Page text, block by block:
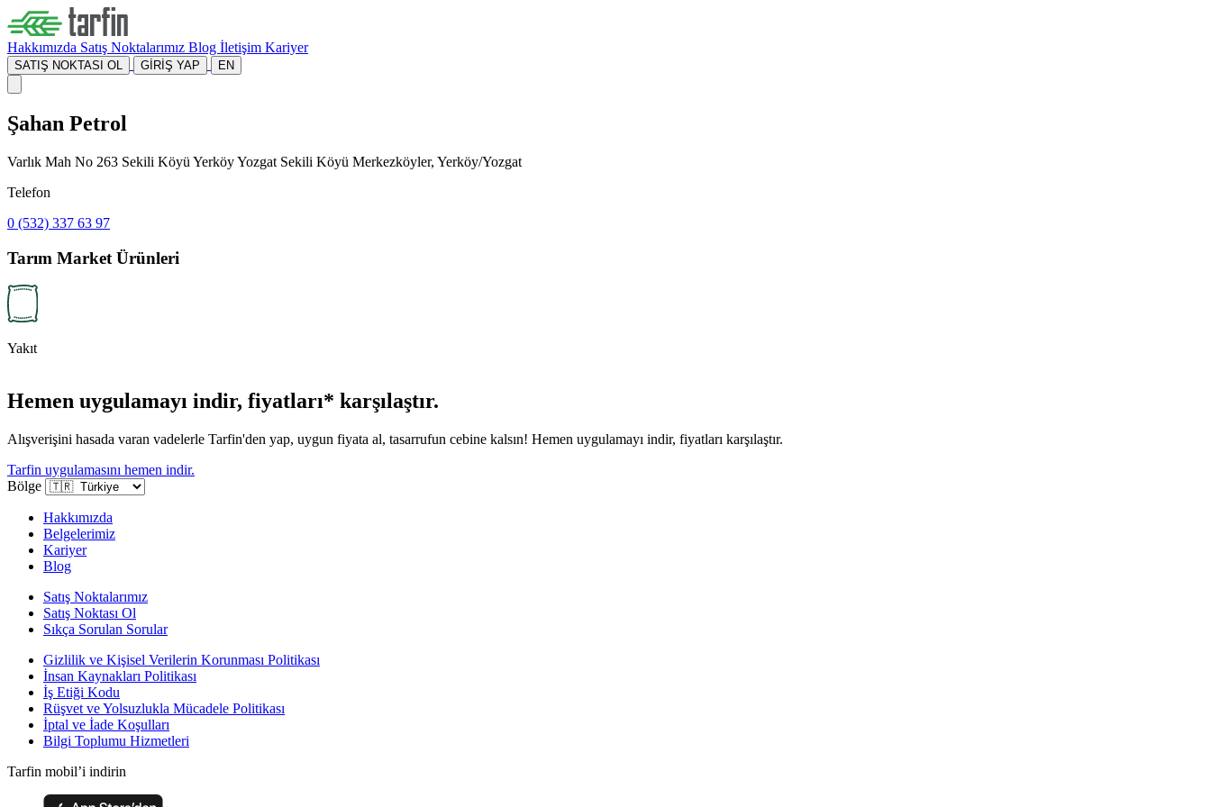
Hakkımızda Satış Noktalarımız Blog İletişim Kariyer
SATIŞ NOKTASI OL GİRİŞ YAP EN
Şahan Petrol
Varlık Mah No 263 Sekili Köyü Yerköy Yozgat Sekili Köyü Merkezköyler, Yerköy/Yozgat
Telefon
0 (532) 337 63 97
Tarım Market Ürünleri
Yakıt
Hemen uygulamayı indir, fiyatları* karşılaştır.
Alışverişini hasada varan vadelerle Tarfin'den yap, uygun fiyata al, tasarrufun cebine kalsın! Hemen uygulamayı indir, fiyatları karşılaştır.
Tarfin uygulamasını hemen indir.
Bölge
Hakkımızda
Belgelerimiz
Kariyer
Blog
Satış Noktalarımız
Satış Noktası Ol
Sıkça Sorulan Sorular
Gizlilik ve Kişisel Verilerin Korunması Politikası
İnsan Kaynakları Politikası
İş Etiği Kodu
Rüşvet ve Yolsuzlukla Mücadele Politikası
İptal ve İade Koşulları
Bilgi Toplumu Hizmetleri
Tarfin mobil’i indirin